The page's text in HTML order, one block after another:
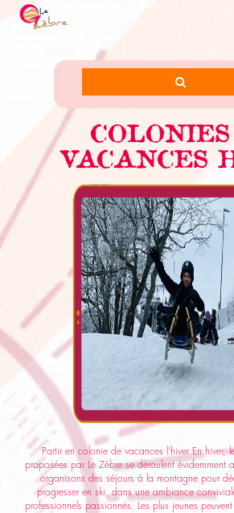
VACANCES
Partir en colonie de vacances l’hiver En hiver,
proposées par Le Zèbre se déroulent
organisons des séjours à la montagne pour
progresser en ski, dans une ambiance
professionnels passionnés. Les plus jeunes